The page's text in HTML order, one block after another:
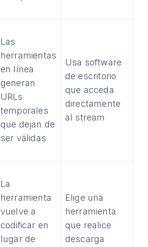
Las
herramientas
en línea
generan
URLs
temporales
que dejan de
ser válidas
Usa software
de escritorio
que acceda
directamente
al stream
La
herramienta
vuelve a
codificar en
lugar de
Elige una
herramienta
que realice
descarga